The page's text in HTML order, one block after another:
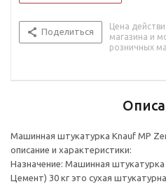
Поделиться
Цена
магазина и
розничных
Машинная штукатурка Knauf MP
описание и характеристики:
Назначение: Машинная
Цемент) 30 кг это сухая